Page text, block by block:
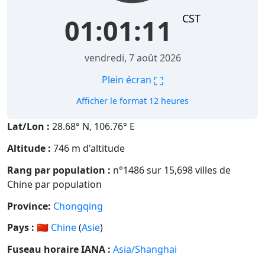
01:01:12 CST
vendredi, 7 août 2026
Plein écran ⛶
Afficher le format 12 heures
Lat/Lon : 28.68° N, 106.76° E
Altitude : 746 m d'altitude
Rang par population : n°1486 sur 15,698 villes de
Chine par population
Province: Chongqing
Pays : 🇨🇳 Chine(Asie)
Fuseau horaire IANA : Asia/Shanghai